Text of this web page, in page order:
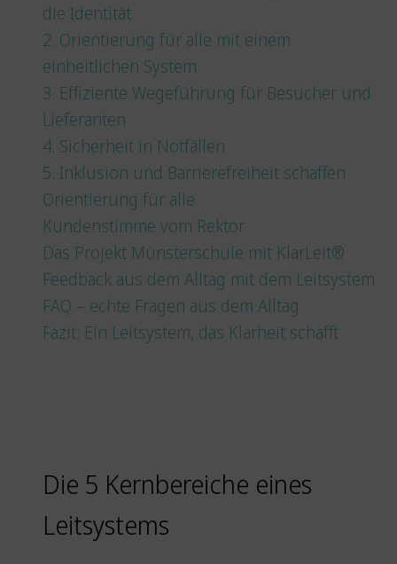
die Identität
2. Orientierung für alle mit einem
einheitlichen System
3. Effiziente Wegeführung für Besucher und
Lieferanten
4. Sicherheit in Notfällen
5. Inklusion und Barrierefreiheit schaffen
Orientierung für alle
Kundenstimme vom Rektor
Das Projekt Münsterschule mit KlarLeit®
Feedback aus dem Alltag mit dem Leitsystem
FAQ – echte Fragen aus dem Alltag
Fazit: Ein Leitsystem, das Klarheit schafft
Die 5 Kernbereiche eines
Leitsystems